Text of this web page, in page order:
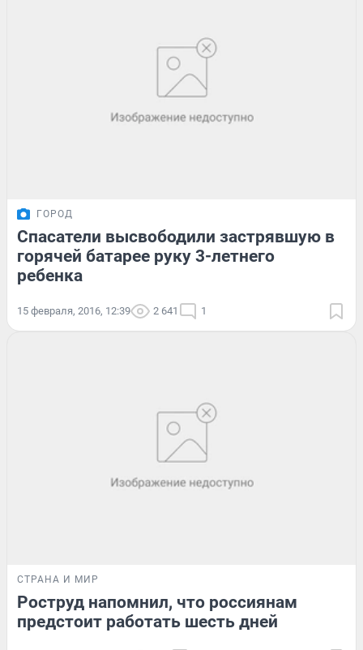
ГОРОД
Спасатели высвободили застрявшую в
горячей батарее руку 3-летнего
ребенка
15 февраля, 2016, 12:39 2 641 1
СТРАНА И МИР
Роструд напомнил, что россиянам
предстоит работать шесть дней